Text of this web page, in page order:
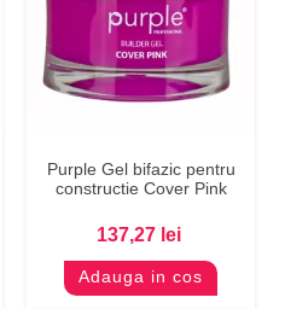
Purple Gel bifazic pentru
constructie Cover Pink
137,27 lei
Adauga in cos